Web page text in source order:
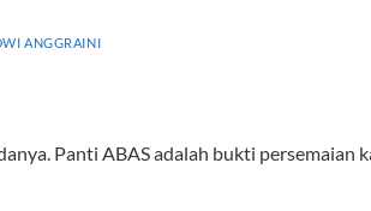
ANGGRAINI
Panti ABAS adalah bukti persemaian